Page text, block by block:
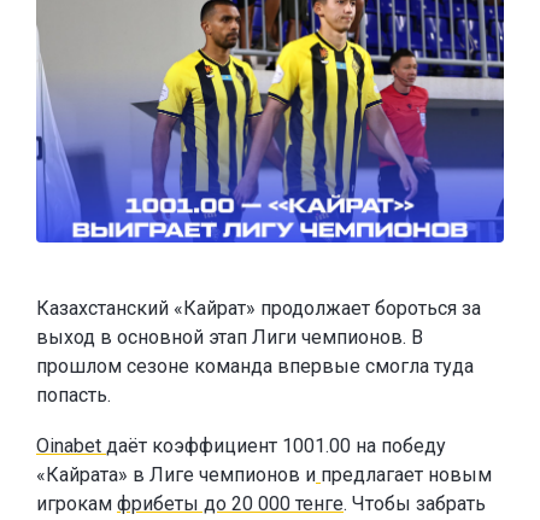
Казахстанский «Кайрат» продолжает бороться за
выход в основной этап Лиги чемпионов. В
прошлом сезоне команда впервые смогла туда
попасть.
Oinabet даёт коэффициент 1001.00 на победу
«Кайрата» в Лиге чемпионов и предлагает новым
игрокам фрибеты до 20 000 тенге. Чтобы забрать